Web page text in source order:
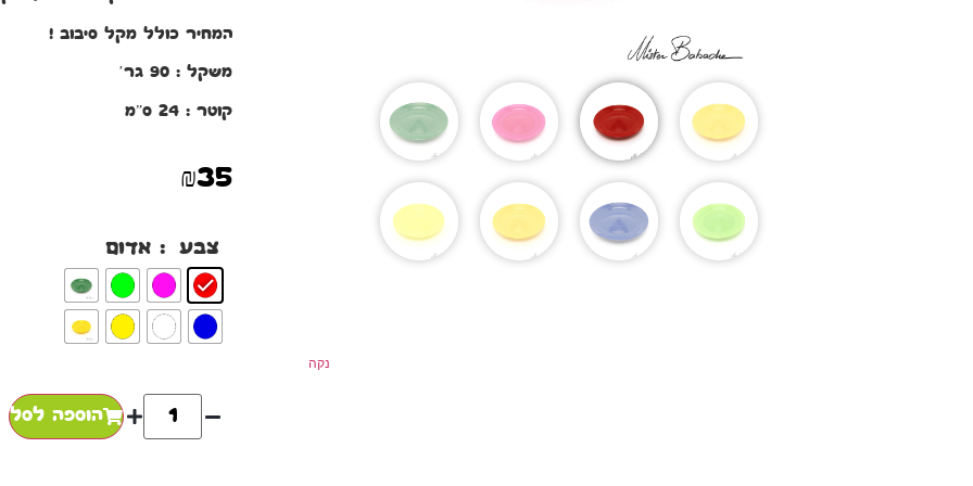
המחיר כולל מקל סיבוב !
משקל : 90 גר’
קוטר : 24 ס”מ
₪35
צבע : אדום
נקה
הוספה לסל